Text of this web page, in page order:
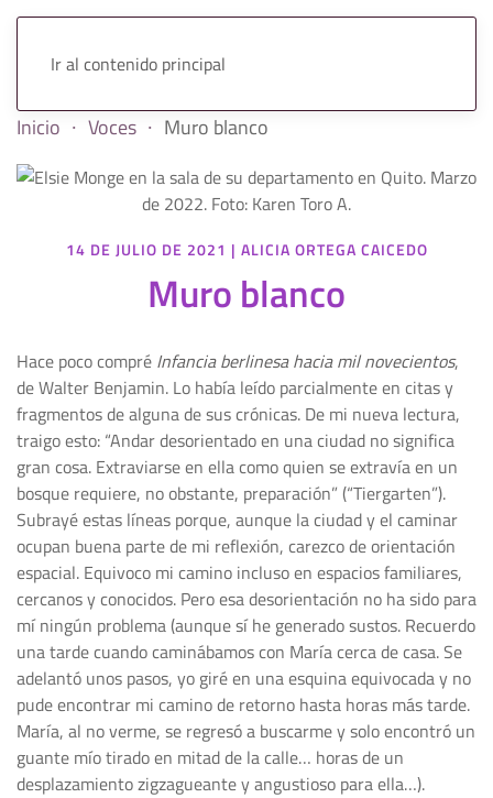
Ir al contenido principal
Inicio Voces Muro blanco
14 DE JULIO DE 2021 | ALICIA ORTEGA CAICEDO
Muro blanco
Hace poco compré Infancia berlinesa hacia mil novecientos,
de Walter Benjamin. Lo había leído parcialmente en citas y
fragmentos de alguna de sus crónicas. De mi nueva lectura,
traigo esto: “Andar desorientado en una ciudad no significa
gran cosa. Extraviarse en ella como quien se extravía en un
bosque requiere, no obstante, preparación” (“Tiergarten”).
Subrayé estas líneas porque, aunque la ciudad y el caminar
ocupan buena parte de mi reflexión, carezco de orientación
espacial. Equivoco mi camino incluso en espacios familiares,
cercanos y conocidos. Pero esa desorientación no ha sido para
mí ningún problema (aunque sí he generado sustos. Recuerdo
una tarde cuando caminábamos con María cerca de casa. Se
adelantó unos pasos, yo giré en una esquina equivocada y no
pude encontrar mi camino de retorno hasta horas más tarde.
María, al no verme, se regresó a buscarme y solo encontró un
guante mío tirado en mitad de la calle… horas de un
desplazamiento zigzagueante y angustioso para ella…).